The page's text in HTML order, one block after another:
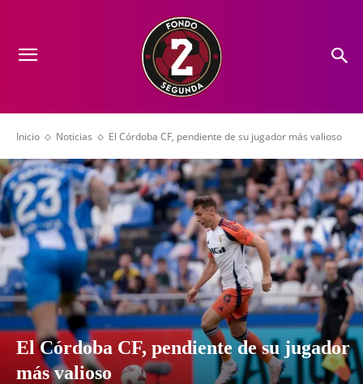
Inicio Noticias El Córdoba CF, pendiente de su jugador más valioso
El Córdoba CF, pendiente de su jugador
más valioso